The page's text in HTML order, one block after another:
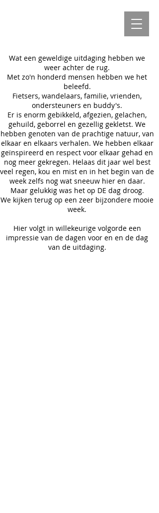
Wat een geweldige uitdaging hebben we
weer achter de rug.
Met zo'n honderd mensen hebben we het
beleefd.
Fietsers, wandelaars, familie, vrienden,
ondersteuners en buddy's.
Er is enorm gebikkeld, afgezien, gelachen,
gehuild, geborrel en gezellig gekletst. We
hebben genoten van de prachtige natuur, van
elkaar en elkaars verhalen. We hebben elkaar
geïnspireerd en respect voor elkaar gehad en
nog meer gekregen. Helaas dit jaar wel best
veel regen, kou en mist en in het begin van de
week zelfs nog wat sneeuw hier en daar.
Maar gelukkig was het op DE dag droog.
We kijken terug op een zeer bijzondere mooie
week.
Hier volgt in willekeurige volgorde een
impressie van de dagen voor en en de dag
van de uitdaging.